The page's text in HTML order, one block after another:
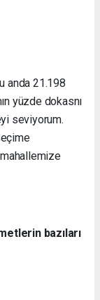
anda 21.198
yüzde dokasnı
seviyorum.
bazıları